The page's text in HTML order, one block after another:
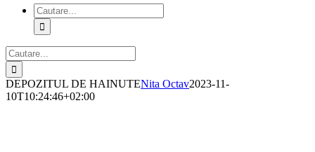
Cautare...
Cautare...
DEPOZITUL DE HAINUTENita Octav2023-11-
10T10:24:46+02:00